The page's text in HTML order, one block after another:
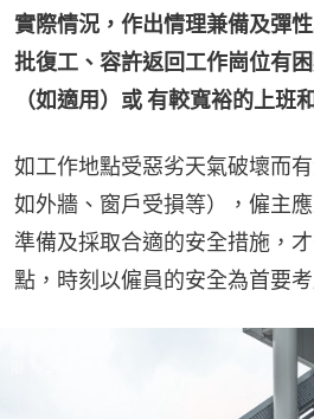
實際情況，作出情理兼備及彈
批復工、容許返回工作崗位有
（如適用）或 有較寬裕的上班
如工作地點受惡劣天氣破壞而
如外牆、窗戶受損等），僱主
準備及採取合適的安全措施，
點，時刻以僱員的安全為首要考